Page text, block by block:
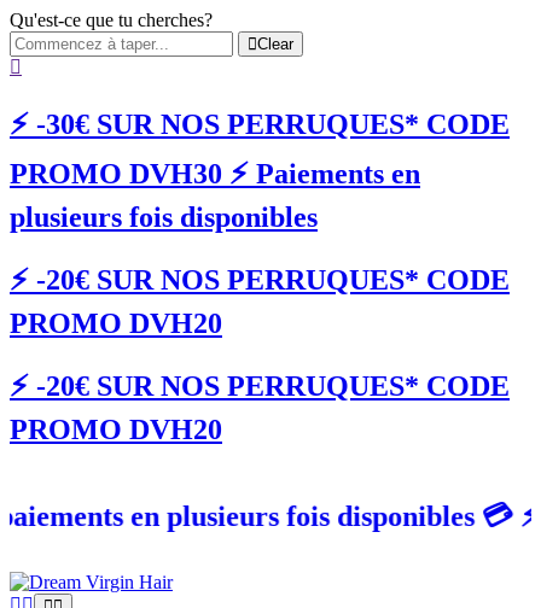
Qu'est-ce que tu cherches?
Clear
⚡️ -30€ SUR NOS PERRUQUES* CODE
PROMO DVH30 ⚡️ Paiements en
plusieurs fois disponibles
⚡️ -20€ SUR NOS PERRUQUES* CODE
PROMO DVH20
⚡️ -20€ SUR NOS PERRUQUES* CODE
PROMO DVH20
en plusieurs fois disponibles 💳 ⚡️ -